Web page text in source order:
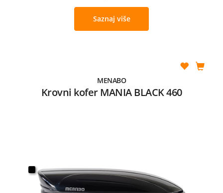
Saznaj više
MENABO
Krovni kofer MANIA BLACK 460